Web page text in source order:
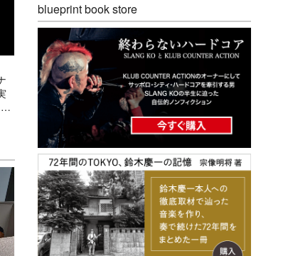
blueprint book store